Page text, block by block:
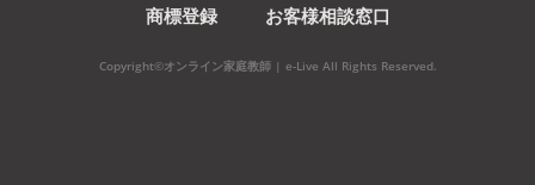
商標登録 お客様相談窓口
Copyright©オンライン家庭教師 | e-Live All Rights Reserved.